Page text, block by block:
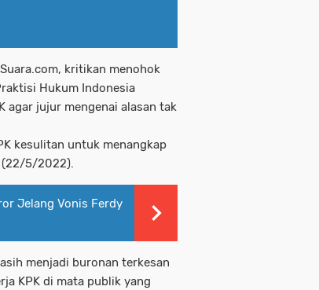
kritikan menohok
Hukum Indonesia
agar jujur mengenai alasan tak
kesulitan untuk menangkap
(22/5/2022).
Jelang Vonis Ferdy
menjadi buronan terkesan
KPK di mata publik yang